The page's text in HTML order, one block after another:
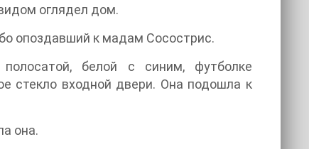
оглядел дом.
опоздавший к мадам Сосострис.
белой с синим, футболке
стекло входной двери. Она подошла к
она.